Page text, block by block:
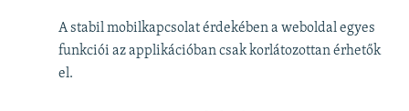
A stabil mobilkapcsolat érdekében a weboldal egyes
funkciói az applikációban csak korlátozottan érhetők
el.